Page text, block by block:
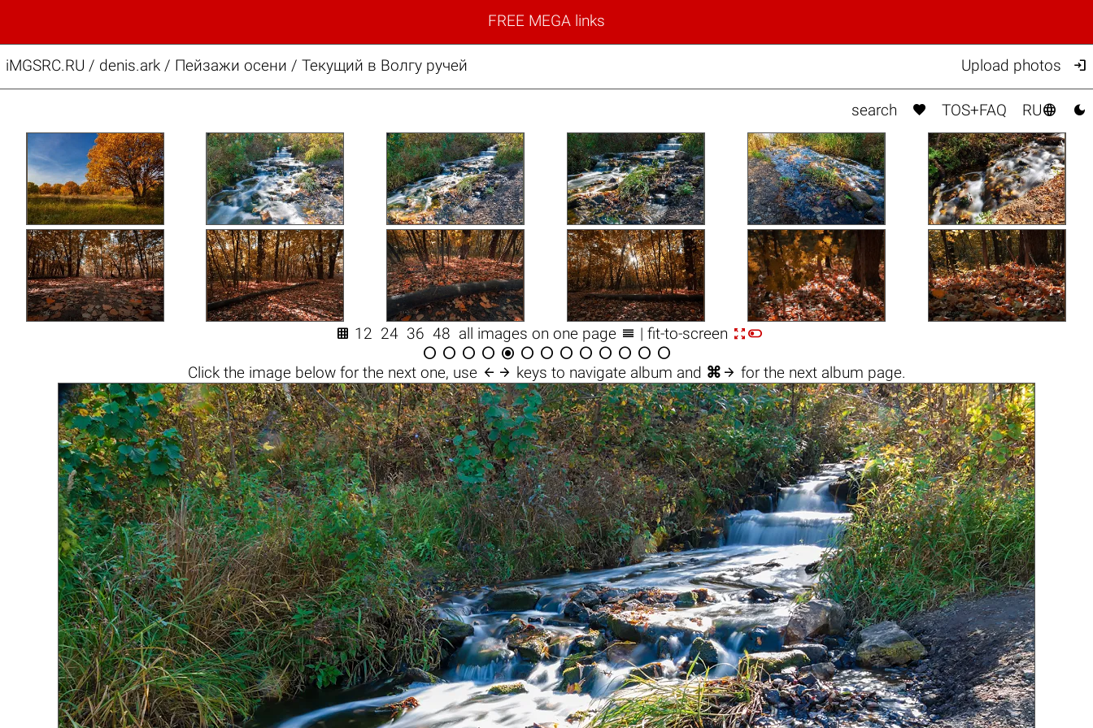
FREE MEGA links
iMGSRC.RU / denis.ark/ Пейзажи осени / Текущий в Волгу ручей Upload photos 
search  TOS+FAQ RU 
 12 24 36 48 all images on one page  | fit-to-screen 
            
Click the image belowfor the next one, use  keys to navigate album and ⌘  for the next album page.